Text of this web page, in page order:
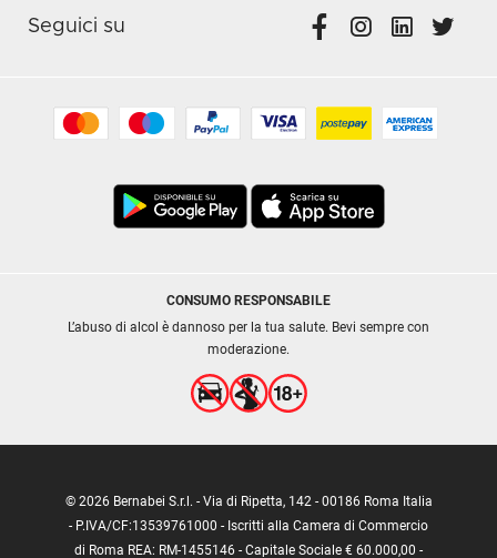
Seguici su
CONSUMO RESPONSABILE
L’abuso di alcol è dannoso per la tua salute. Bevi sempre con
moderazione.
© 2026 Bernabei S.r.l. - Via di Ripetta, 142 - 00186 Roma Italia
- P.IVA/CF:13539761000 - Iscritti alla Camera di Commercio
di Roma REA: RM-1455146 - Capitale Sociale € 60.000,00 -